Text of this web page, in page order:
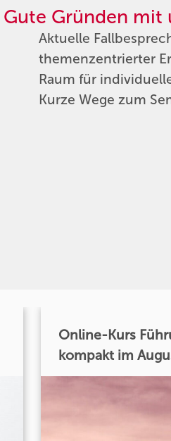
Gute Gründen mit
Aktuelle
themenzentrierter
Raum für
Kurze Wege zum
Online-Kurs
kompakt im